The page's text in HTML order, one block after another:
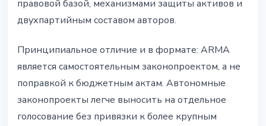
правовой базой, механизмами защиты активов и
двухпартийным составом авторов.
Принципиальное отличие и в формате: ARMA
является самостоятельным законопроектом, а не
поправкой к бюджетным актам. Автономные
законопроекты легче выносить на отдельное
голосование без привязки к более крупным